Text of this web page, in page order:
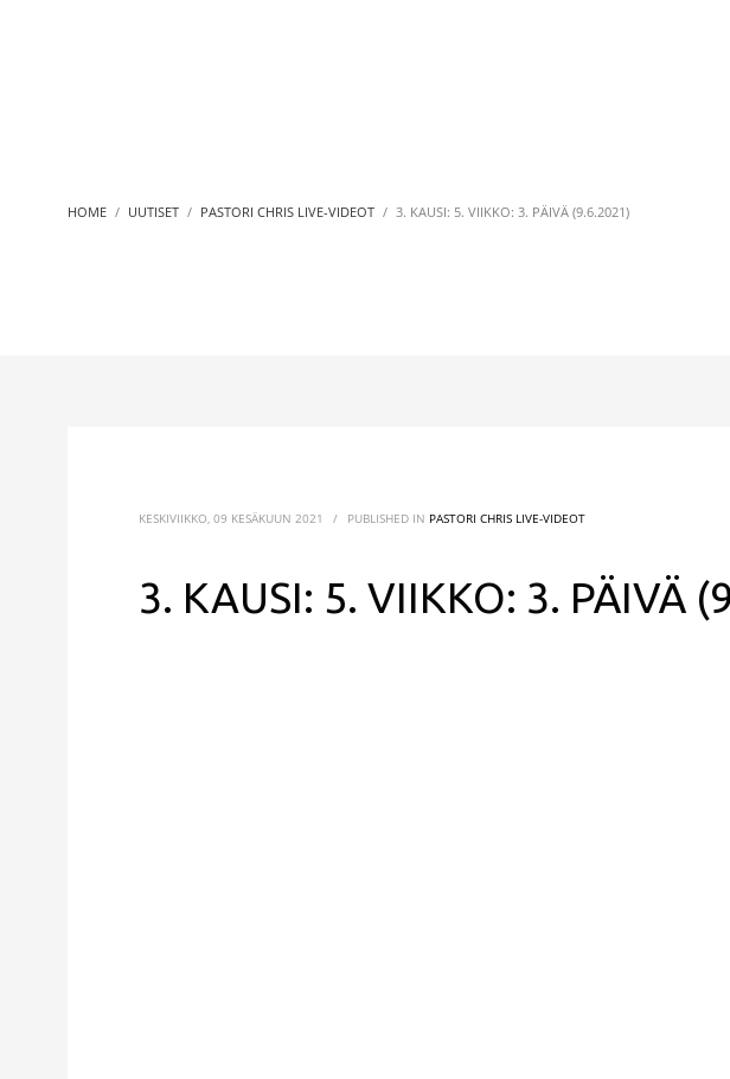
HOME UUTISET PASTORI CHRIS LIVE-VIDEOT 3. KAUSI: 5. VIIKKO: 3. PÄIVÄ (9.6.2021)
KESKIVIIKKO, 09 KESÄKUUN 2021 / PUBLISHED IN PASTORI CHRIS LIVE-VIDEOT
3. KAUSI: 5. VIIKKO: 3. PÄIVÄ